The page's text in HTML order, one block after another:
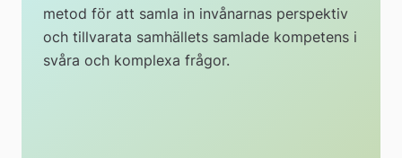
metod för att samla in invånarnas perspektiv
och tillvarata samhällets samlade kompetens i
svåra och komplexa frågor.